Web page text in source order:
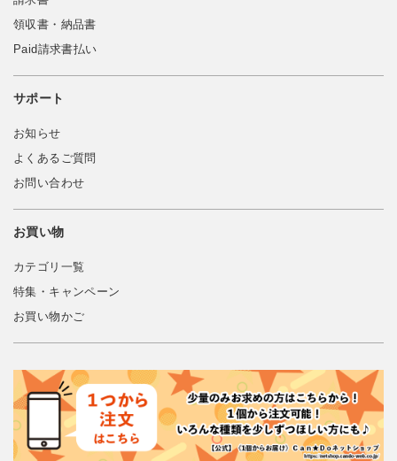
領収書・納品書
Paid請求書払い
サポート
お知らせ
よくあるご質問
お問い合わせ
お買い物
カテゴリ一覧
特集・キャンペーン
お買い物かご